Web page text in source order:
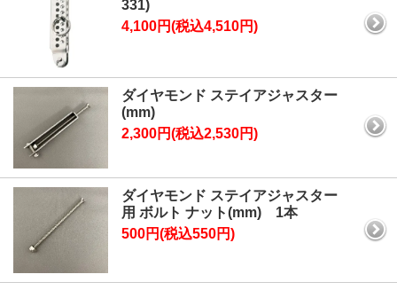
331)
4,100円(税込4,510円)
ダイヤモンド ステイアジャスター
(mm)
2,300円(税込2,530円)
ダイヤモンド ステイアジャスター
用 ボルト ナット(mm) 1本
500円(税込550円)